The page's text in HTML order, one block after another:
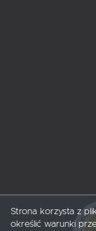
Strona korzysta z
określić warunki